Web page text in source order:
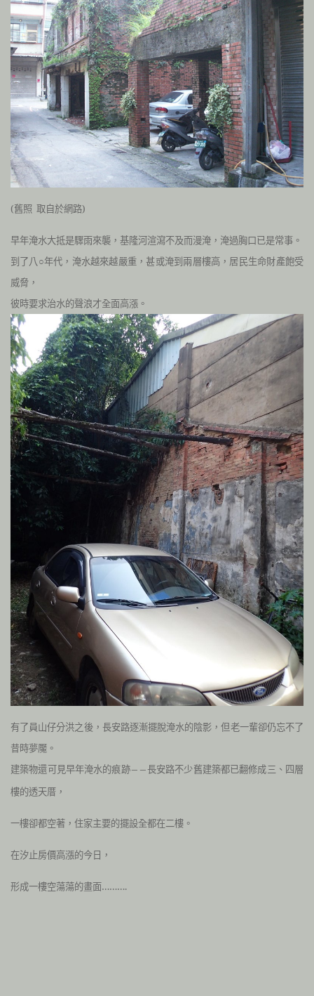
(舊照 取自於網路)
早年淹水大抵是驟雨來襲，基隆河渲瀉不及而漫淹，淹過胸口已是常事。
到了八○年代，淹水越來越嚴重，甚或淹到兩層樓高，居民生命財產飽受
威脅，
彼時要求治水的聲浪才全面高漲。
有了員山仔分洪之後，長安路逐漸擺脫淹水的陰影，但老一輩卻仍忘不了
昔時夢魘。
建築物還可見早年淹水的痕跡――長安路不少舊建築都已翻修成三、四層
樓的透天厝，
一樓卻都空著，住家主要的擺設全都在二樓。
在汐止房價高漲的今日，
形成一樓空蕩蕩的畫面……….